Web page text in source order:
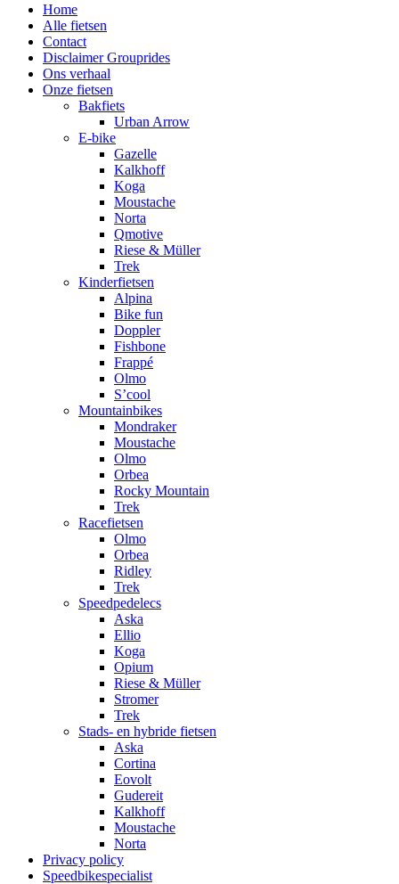
Home
Alle fietsen
Contact
Disclaimer Grouprides
Ons verhaal
Onze fietsen
Bakfiets
Urban Arrow
E-bike
Gazelle
Kalkhoff
Koga
Moustache
Norta
Qmotive
Riese & Müller
Trek
Kinderfietsen
Alpina
Bike fun
Doppler
Fishbone
Frappé
Olmo
S’cool
Mountainbikes
Mondraker
Moustache
Olmo
Orbea
Rocky Mountain
Trek
Racefietsen
Olmo
Orbea
Ridley
Trek
Speedpedelecs
Aska
Ellio
Koga
Opium
Riese & Müller
Stromer
Trek
Stads- en hybride fietsen
Aska
Cortina
Eovolt
Gudereit
Kalkhoff
Moustache
Norta
Privacy policy
Speedbikespecialist